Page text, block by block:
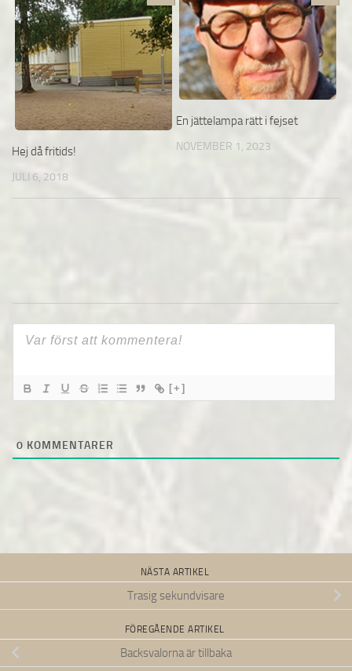
Hej då fritids!
JULI 6, 2018
En jättelampa rätt i fejset
NOVEMBER 1, 2023
[+]
0 KOMMENTARER
NÄSTA ARTIKEL
Trasig sekundvisare
FÖREGÅENDE ARTIKEL
Backsvalorna är tillbaka